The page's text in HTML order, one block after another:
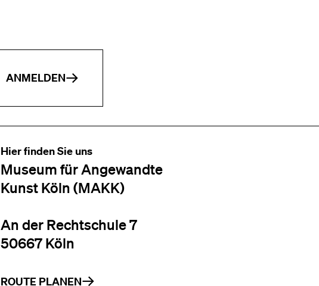
ANMELDEN
Hier finden Sie uns
Museum für Angewandte
Kunst Köln (MAKK)
An der Rechtschule 7
50667 Köln
ROUTE PLANEN